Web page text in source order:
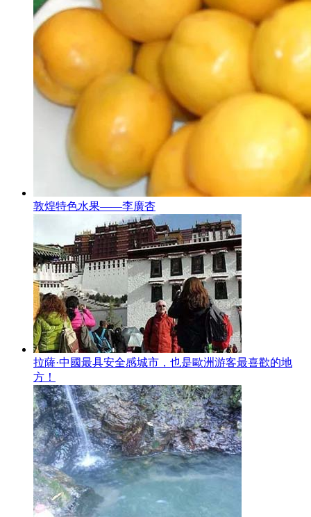
敦煌特色水果——李廣杏
拉薩·中國最具安全感城市，也是歐洲游客最喜歡的地
方！